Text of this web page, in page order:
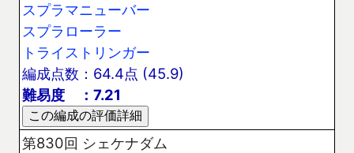
スプラマニューバー
スプラローラー
トライストリンガー
編成点数：64.4点 (45.9)
難易度 ：7.21
第830回 シェケナダム